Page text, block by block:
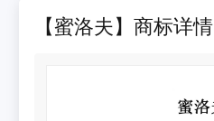
【蜜洛夫】商标详情